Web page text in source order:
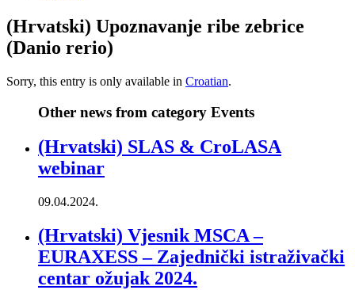
(Hrvatski) Upoznavanje ribe zebrice
(Danio rerio)
Sorry, this entry is only available in Croatian.
Other news from category Events
(Hrvatski) SLAS & CroLASA
webinar
09.04.2024.
(Hrvatski) Vjesnik MSCA –
EURAXESS – Zajednički istraživački
centar ožujak 2024.